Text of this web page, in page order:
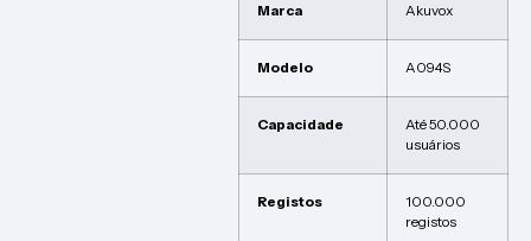
Marca Akuvox
Modelo A094S
Capacidade
Até 50.000
usuários
Registos
100.000
registos